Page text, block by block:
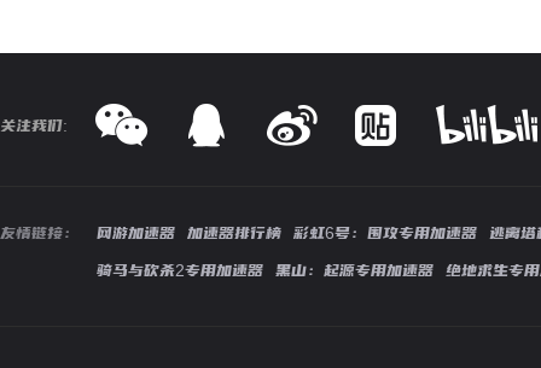
关注我们:
友情链接： 网游加速器 加速器排行榜 彩虹6号：围攻专用加速器
逃离塔
骑马与砍杀2专用加速器
黑山：起源专用加速器 绝地求生专